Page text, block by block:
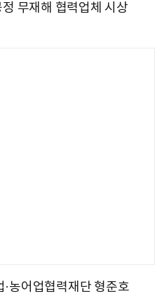
무재해 협력업체 시상
농어업협력재단 형준호